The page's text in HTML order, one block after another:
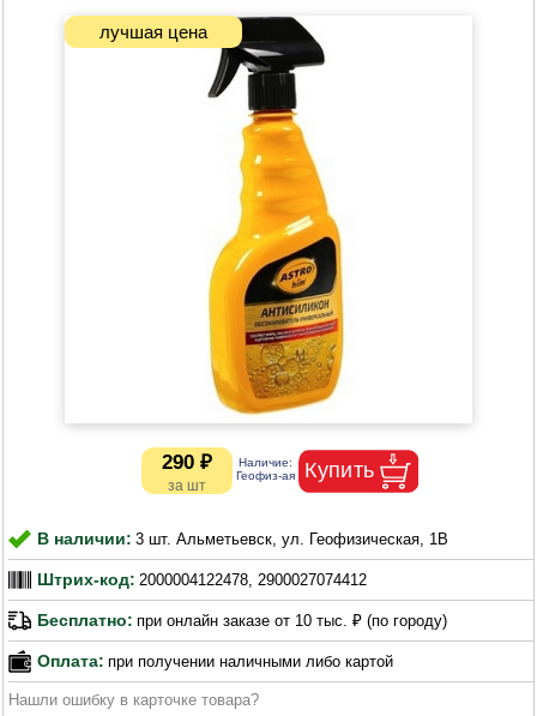
290 ₽
В наличии: 3 шт. Альметьевск, ул. Геофизическая, 1В
Штрих-код: 2000004122478, 2900027074412
Бесплатно: при онлайн заказе от 10 тыс. ₽ (по городу)
Оплата: при получении наличными либо картой
Нашли ошибку в карточке товара?